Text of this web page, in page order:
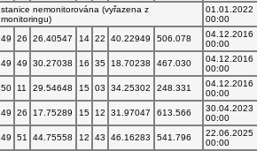
stanice nemonitorována (vyřazena z
monitoringu)
01.01.2022
00:00
49 26 26.40547 14 22 40.22949 506.078
04.12.2016
00:00
49 49 30.27038 16 35 18.70238 467.030
04.12.2016
00:00
50 11 29.54648 15 03 34.25302 248.331
04.12.2016
00:00
49 26 17.75289 15 12 31.97047 613.566
30.04.2023
00:00
49 51 44.75558 12 43 46.16283 541.796
22.06.2025
00:00